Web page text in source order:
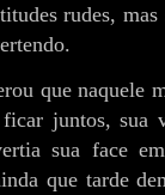
rudes,
que naquele
juntos, sua
sua face
que tarde